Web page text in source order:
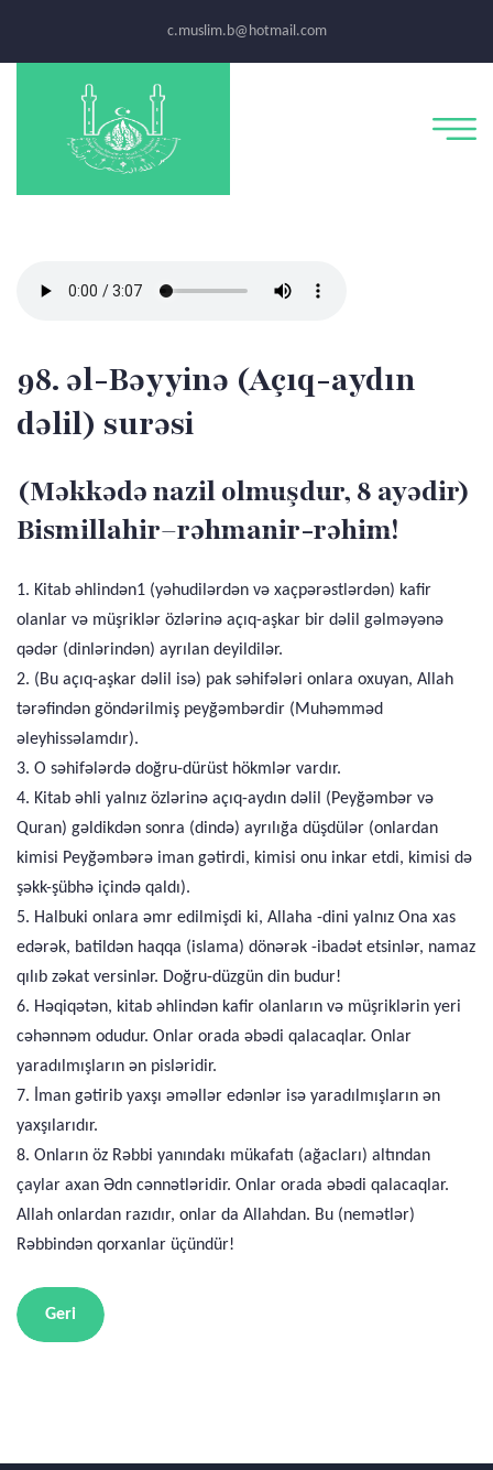
c.muslim.b@hotmail.com
98. əl-Bəyyinə (Açıq-aydın
dəlil) surəsi
(Məkkədə nazil olmuşdur, 8 ayədir)
Bismillahir–rəhmanir-rəhim!
1. Kitab əhlindən1 (yəhudilərdən və xaçpərəstlərdən) kafir
olanlar və müşriklər özlərinə açıq-aşkar bir dəlil gəlməyənə
qədər (dinlərindən) ayrılan deyildilər.
2. (Bu açıq-aşkar dəlil isə) pak səhifələri onlara oxuyan, Allah
tərəfindən göndərilmiş peyğəmbərdir (Muhəmməd
əleyhissəlamdır).
3. O səhifələrdə doğru-dürüst hökmlər vardır.
4. Kitab əhli yalnız özlərinə açıq-aydın dəlil (Peyğəmbər və
Quran) gəldikdən sonra (dində) ayrılığa düşdülər (onlardan
kimisi Peyğəmbərə iman gətirdi, kimisi onu inkar etdi, kimisi də
şəkk-şübhə içində qaldı).
5. Halbuki onlara əmr edilmişdi ki, Allaha -dini yalnız Ona xas
edərək, batildən haqqa (islama) dönərək -ibadət etsinlər, namaz
qılıb zəkat versinlər. Doğru-düzgün din budur!
6. Həqiqətən, kitab əhlindən kafir olanların və müşriklərin yeri
cəhənnəm odudur. Onlar orada əbədi qalacaqlar. Onlar
yaradılmışların ən pisləridir.
7. İman gətirib yaxşı əməllər edənlər isə yaradılmışların ən
yaxşılarıdır.
8. Onların öz Rəbbi yanındakı mükafatı (ağacları) altından
çaylar axan Ədn cənnətləridir. Onlar orada əbədi qalacaqlar.
Allah onlardan razıdır, onlar da Allahdan. Bu (nemətlər)
Rəbbindən qorxanlar üçündür!
Geri